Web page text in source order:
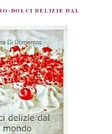
DOLCI DELIZIE DAL